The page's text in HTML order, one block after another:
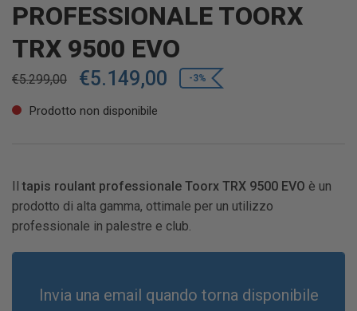
PROFESSIONALE TOORX
TRX 9500 EVO
€5.299,00 €5.149,00 -3%
Prodotto non disponibile
Iltapis roulant professionale Toorx TRX 9500 EVO è un
prodotto di alta gamma, ottimale per un utilizzo
professionale in palestre e club.
Invia una email quando torna disponibile